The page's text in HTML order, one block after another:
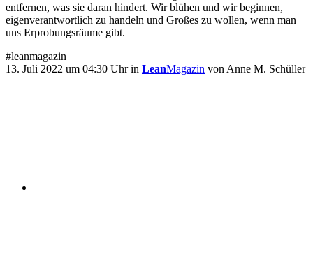
entfernen, was sie daran hindert. Wir blühen und wir beginnen,
eigenverantwortlich zu handeln und Großes zu wollen, wenn man
uns Erprobungsräume gibt.
#leanmagazin
13. Juli 2022 um 04:30 Uhr in LeanMagazin von Anne M. Schüller